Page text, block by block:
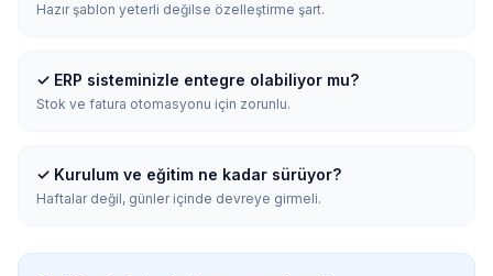
Hazır şablon yeterli değilse özelleştirme şart.
✓ ERP sisteminizle entegre olabiliyor mu?
Stok ve fatura otomasyonu için zorunlu.
✓ Kurulum ve eğitim ne kadar sürüyor?
Haftalar değil, günler içinde devreye girmeli.